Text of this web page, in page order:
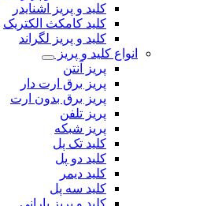
کلید و پریز اشنایدر
کلید کامکث الکتریک
کلید و پریز لگراند
انواع کلید و پریز
پریز آنتن
پریز برق ارت دار
پریز برق بدون ارت
پریز تلفن
پریز شبکه
کلید تک پل
کلید دو پل
کلید دیمر
کلید سه پل